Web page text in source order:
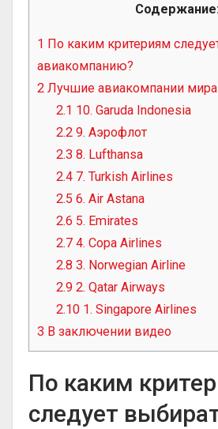
1 По каким критериям
авиакомпанию?
2 Лучшие авиакомпании мира
2.1 10. Garuda Indonesia
2.2 9. Аэрофлот
2.3 8. Lufthansa
2.4 7. Turkish Airlines
2.5 6. Air Astana
2.6 5. Emirates
2.7 4. Copa Airlines
2.8 3. Norwegian Airline
2.9 2. Qatar Airways
2.10 1. Singapore Airlines
3 В заключении видео
По каким
следует